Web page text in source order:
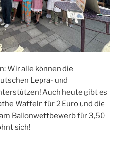
Wir alle können die
Lepra- und
Auch heute gibt es
Waffeln für 2 Euro und die
Ballonwettbewerb für 3,50
sich!